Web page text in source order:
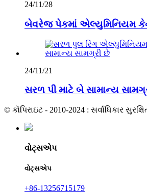
24/11/28
બેવરેજ પેકમાં એલ્યુમિનિયમ
24/11/21
સરળ પી માટે બે સામાન્ય
© કૉપિરાઇટ - 2010-2024 : સર્વાધિકાર
વોટ્સએપ
વોટ્સએપ
+86-13256715179